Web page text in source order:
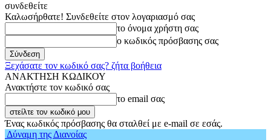
συνδεθείτε
Καλωσήρθατε! Συνδεθείτε στον λογαριασμό σας
το όνομα χρήστη σας
ο κωδικός πρόσβασης σας
Ξεχάσατε τον κωδικό σας? ζήτα βοήθεια
ΑΝΑΚΤΗΣΗ ΚΩΔΙΚΟΥ
Ανακτήστε τον κωδικό σας
το email σας
Ένας κωδικός πρόσβασης θα σταλθεί με e-mail σε εσάς.
Δύναμη της Διανοίας